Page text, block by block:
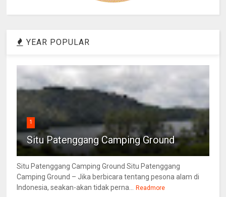
YEAR POPULAR
1
Situ Patenggang Camping Ground
Situ Patenggang Camping Ground Situ Patenggang
Camping Ground – Jika berbicara tentang pesona alam di
Indonesia, seakan-akan tidak perna...
Readmore